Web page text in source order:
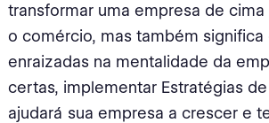
transformar uma empresa de
o comércio, mas também
enraizadas na mentalidade da
certas, implementar Estratégias
ajudará sua empresa a crescer e